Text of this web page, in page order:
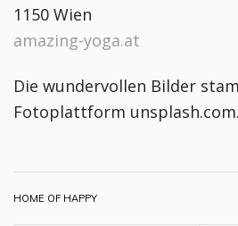
1150 Wien
amazing-yoga.at
Die wundervollen Bilder
Fotoplattform unsplash.com.
HOME OF HAPPY